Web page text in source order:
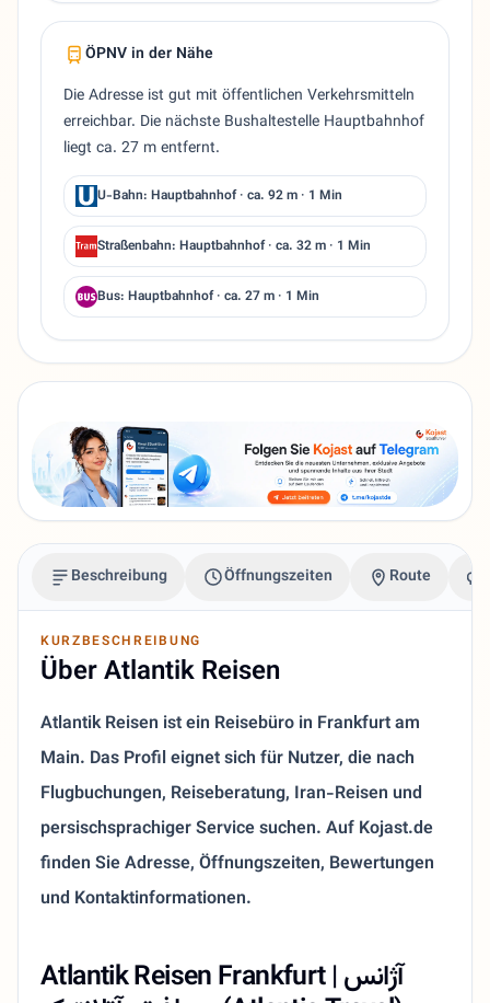
ÖPNV in der Nähe
Die Adresse ist gut mit öffentlichen Verkehrsmitteln
erreichbar. Die nächste Bushaltestelle Hauptbahnhof
liegt ca. 27 m entfernt.
U-Bahn: Hauptbahnhof · ca. 92 m · 1 Min
Straßenbahn: Hauptbahnhof · ca. 32 m · 1 Min
Bus: Hauptbahnhof · ca. 27 m · 1 Min
Beschreibung Öffnungszeiten Route
KURZBESCHREIBUNG
Über Atlantik Reisen
Atlantik Reisen ist ein Reisebüro in Frankfurt am
Main. Das Profil eignet sich für Nutzer, die nach
Flugbuchungen, Reiseberatung, Iran-Reisen und
persischsprachiger Service suchen. Auf Kojast.de
finden Sie Adresse, Öffnungszeiten, Bewertungen
und Kontaktinformationen.
Atlantik Reisen Frankfurt | آژانس